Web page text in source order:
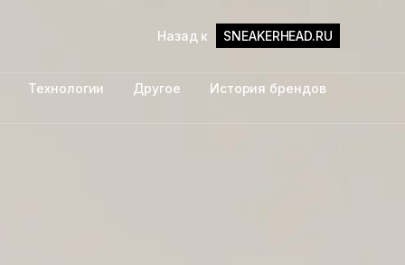
Технологии Другое История брендов
Назад к SNEAKERHEAD.RU